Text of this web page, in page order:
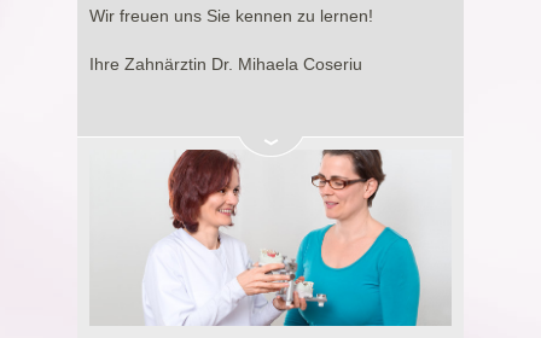
Wir freuen uns Sie kennen zu lernen!
Ihre Zahnärztin Dr. Mihaela Coseriu